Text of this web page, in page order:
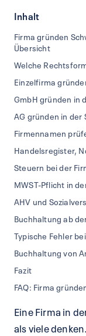
Inhalt
Firma gründen
Übersicht
Welche
Einzelfirma
GmbH gründen in
AG gründen in der
Firmennamen
Handelsregister,
Steuern bei der
MWST-Pflicht in
AHV und
Buchhaltung ab
Typische Fehler
Buchhaltung von
Fazit
FAQ: Firma
Eine Firma in
als viele